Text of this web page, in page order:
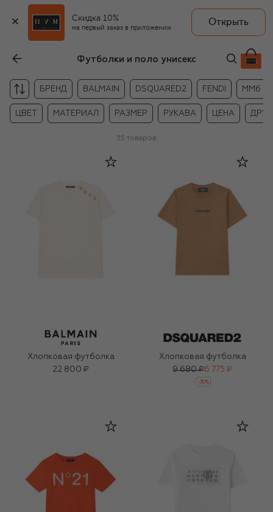
Скидка 10%
на первый заказ в приложении
Открыть
Футболки и поло унисекс
БРЕНД BALMAIN DSQUARED2 FENDI MM6
ЦВЕТ МАТЕРИАЛ РАЗМЕР РУКАВА ЦЕНА
35 товаров
Хлопковая футболка
22 800 ₽
Хлопковая футболка
9 680 ₽6 775 ₽
-30%